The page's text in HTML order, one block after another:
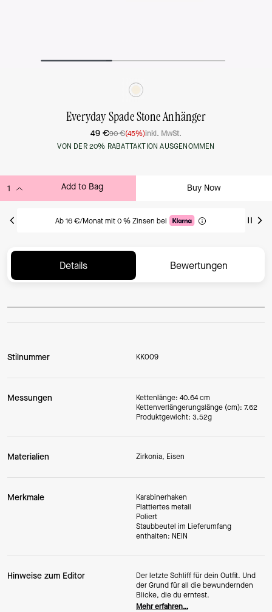
Everyday Spade Stone Anhänger
49 €90 €(45%)inkl. MwSt.
VON DER 20% RABATTAKTION AUSGENOMMEN
Add to Bag Buy Now
Ab 16 €/Monat mit 0 % Zinsen bei
Details Bewertungen
Stilnummer KK009
Messungen
Kettenlänge: 40.64 cm
Kettenverlängerungslänge (cm): 7.62
Produktgewicht: 3.52g
Materialien Zirkonia, Eisen
Merkmale
Karabinerhaken
Plattiertes metall
Poliert
Staubbeutel im Lieferumfang
enthalten: NEIN
Hinweise zum Editor
Der letzte Schliff für dein Outfit. Und
der Grund für all die bewundernden
Blicke, die du erntest.
Mehr erfahren…